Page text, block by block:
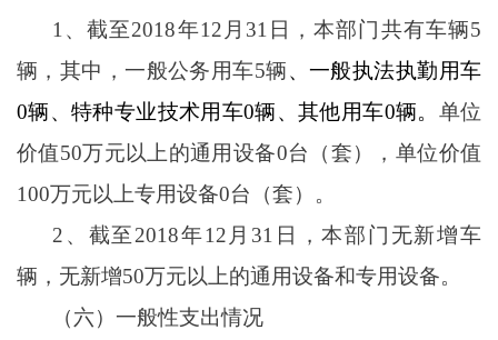
1、截至2018年12月31日，本部门共有车辆5
辆，其中，一般公务用车5辆、一般执法执勤用车
0辆、特种专业技术用车0辆、其他用车0辆。 单位
价值50万元以上的通用设备0台（套），单位价值
100万元以上专用设备0台（套）。
2、截至2018年12月31日，本部门无新增车
辆，无新增50万元以上的通用设备和专用设备。
（六） 一般性支出情况